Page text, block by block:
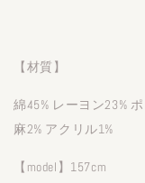
【材質】
綿45% レーヨン23%
麻2% アクリル1%
【model】157cm